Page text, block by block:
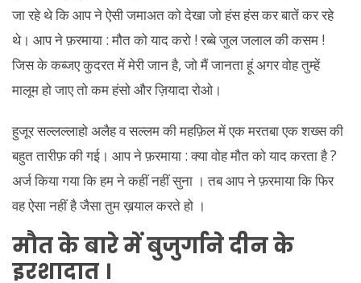
जा रहे थे कि आप ने ऐसी जमाअत को देखा जो हंस हंस कर बातें कर रहे
थे। आप ने फ़रमाया : मौत को याद करो ! रब्बे जुल जलाल की कसम !
जिस के कब्जए कुदरत में मेरी जान है, जो मैं जानता हूं अगर वोह तुम्हें
मालूम हो जाए तो कम हंसो और ज़ियादा रोओ।
हुजूर सल्लल्लाहो अलैह व सल्लम की महफ़िल में एक मरतबा एक शख्स की
बहुत तारीफ़ की गई। आप ने फ़रमाया : क्या वोह मौत को याद करता है ?
अर्ज किया गया कि हम ने कहीं नहीं सुना । तब आप ने फ़रमाया कि फिर
वह ऐसा नहीं है जैसा तुम ख़याल करते हो ।
मौत के बारे में बुजुर्गाने दीन के
इरशादात ।